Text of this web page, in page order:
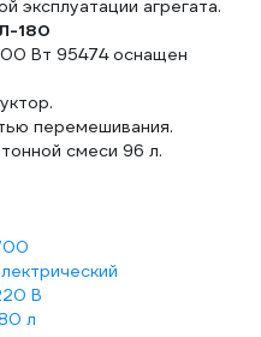
эксплуатации агрегата.
180
Вт 95474 оснащен
перемешивания.
смеси 96 л.
В
л